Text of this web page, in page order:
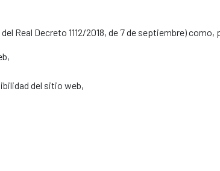
Real Decreto 1112/2018, de 7 de septiembre)
del sitio web,